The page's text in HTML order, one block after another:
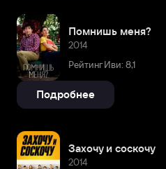
Помнишь меня?
2014
Рейтинг Иви: 8,1
Подробнее
Захочу и соскочу
2014